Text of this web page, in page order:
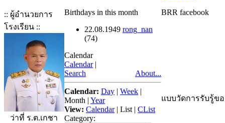
:: ผู้อำนวยการ
โรงเรียน ::
ว่าที่ ร.ต.เกชา
Birthdays in this month
22.08.1949 rong_nan
(74)
Calendar
Calendar |
Search
About...
Calendar: Day | Week |
Month | Year
View: Calendar| List | CList
Category:
BRR facebook
แบบวัดการรับรู้ข